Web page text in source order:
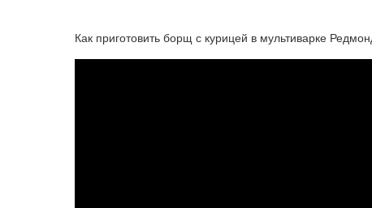
Как приготовить борщ с курицей в мультиварке